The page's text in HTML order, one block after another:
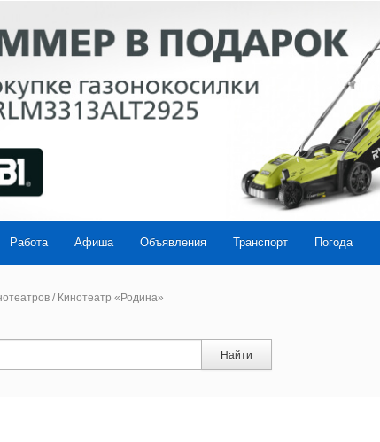
Работа Афиша Объявления Транспорт Погода
/Кинотеатр «Родина»
Найти